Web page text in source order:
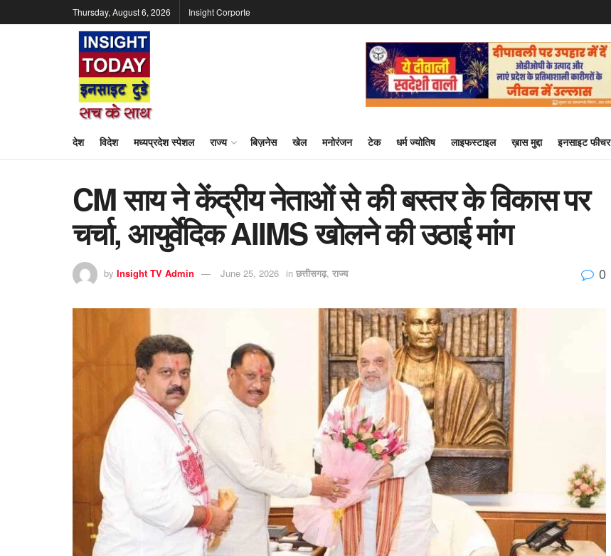
Thursday, August 6, 2026 Insight Corporte
देश विदेश मध्यप्रदेश स्पेशल राज्य बिज़नेस खेल मनोरंजन टेक धर्म ज्योतिष लाइफस्टाइल ख़ास मुद्दा इनसाइट फीचर
CM साय ने केंद्रीय नेताओं से की बस्तर के विकास पर
चर्चा, आयुर्वेदिक AIIMS खोलने की उठाई मांग
by Insight TV Admin June 25, 2026 in छत्तीसगढ़, राज्य 0